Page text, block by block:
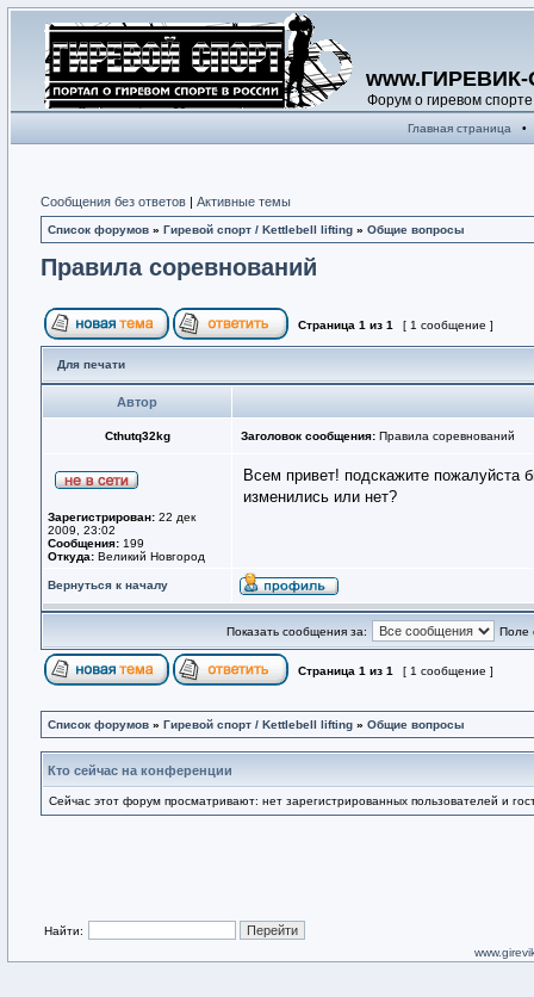
Форум о гиревом спорте
Главная страница •
Сообщения без ответов | Активные темы
Список форумов » Гиревой спорт / Kettlebell lifting » Общие вопросы
Правила соревнований
Страница 1 из 1 [ 1 сообщение ]
Для печати
Автор
Cthutq32kg Заголовок сообщения: Правила соревнований
Зарегистрирован: 22 дек
2009, 23:02
Сообщения: 199
Откуда: Великий Новгород
Всем привет! подскажите пожалуйста
изменились или нет?
Вернуться к началу
Показать сообщения за: Поле
Страница 1 из 1 [ 1 сообщение ]
Список форумов » Гиревой спорт / Kettlebell lifting » Общие вопросы
Кто сейчас на конференции
Сейчас этот форум просматривают: нет зарегистрированных пользователей и
Найти: